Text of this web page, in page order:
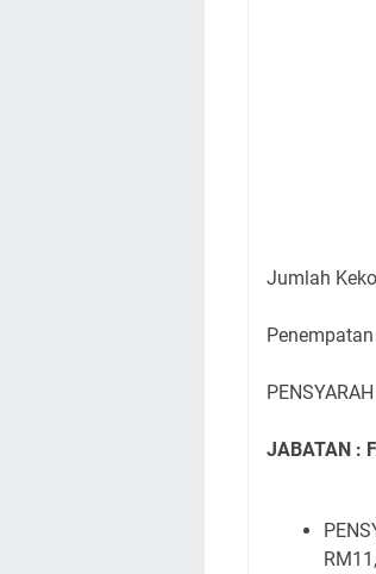
Jumlah
Penempatan
JABATAN :